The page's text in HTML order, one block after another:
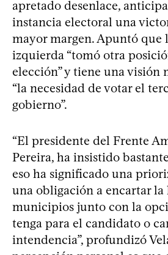
apretado desenlace,
instancia electoral una
mayor margen. Apuntó que
izquierda “tomó otra
elección” y tiene una visión
“la necesidad de votar el
gobierno”.
“El presidente del Frente
Pereira, ha insistido
eso ha significado una
una obligación a encartar la
municipios junto con la
tenga para el candidato o
intendencia”, profundizó